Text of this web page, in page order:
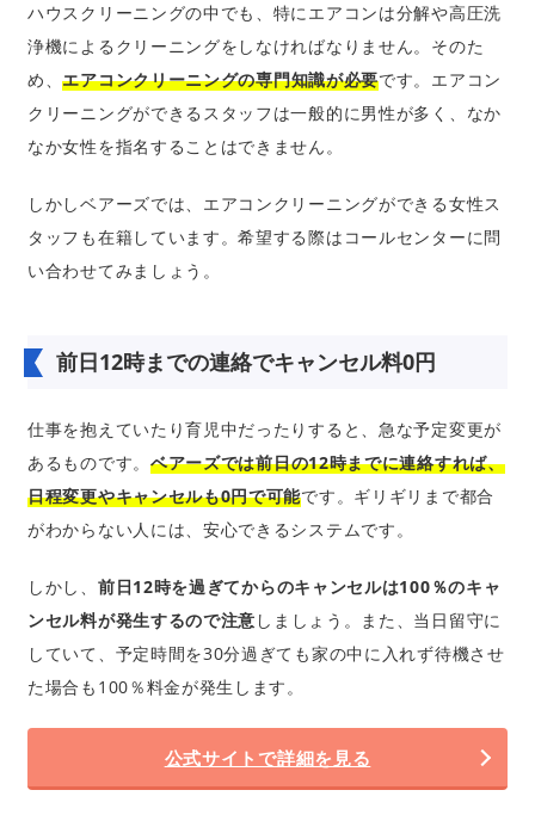
ハウスクリーニングの中でも、特にエアコンは分解や高圧洗
浄機によるクリーニングをしなければなりません。そのた
め、エアコンクリーニングの専門知識が必要です。エアコン
クリーニングができるスタッフは一般的に男性が多く、なか
なか女性を指名することはできません。
しかしベアーズでは、エアコンクリーニングができる女性ス
タッフも在籍しています。希望する際はコールセンターに問
い合わせてみましょう。
前日12時までの連絡でキャンセル料0円
仕事を抱えていたり育児中だったりすると、急な予定変更が
あるものです。 ベアーズでは前日の12時までに連絡すれば、
日程変更やキャンセルも0円で可能です。ギリギリまで都合
がわからない人には、安心できるシステムです。
しかし、 前日12時を過ぎてからのキャンセルは100％のキャ
ンセル料が発生するので注意 しましょう。また、当日留守に
していて、予定時間を30分過ぎても家の中に入れず待機させ
た場合も100％料金が発生します。
公式サイトで詳細を見る